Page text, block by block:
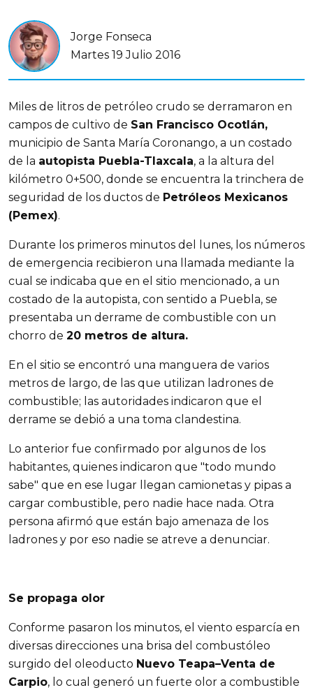
Jorge Fonseca
Martes 19 Julio 2016
Miles de litros de petróleo crudo se derramaron en
campos de cultivo de San Francisco Ocotlán,
municipio de Santa María Coronango, a un costado
de la autopista Puebla-Tlaxcala, a la altura del
kilómetro 0+500, donde se encuentra la trinchera de
seguridad de los ductos de Petróleos Mexicanos
(Pemex).
Durante los primeros minutos del lunes, los números
de emergencia recibieron una llamada mediante la
cual se indicaba que en el sitio mencionado, a un
costado de la autopista, con sentido a Puebla, se
presentaba un derrame de combustible con un
chorro de 20 metros de altura.
En el sitio se encontró una manguera de varios
metros de largo, de las que utilizan ladrones de
combustible; las autoridades indicaron que el
derrame se debió a una toma clandestina.
Lo anterior fue confirmado por algunos de los
habitantes, quienes indicaron que "todo mundo
sabe" que en ese lugar llegan camionetas y pipas a
cargar combustible, pero nadie hace nada. Otra
persona afirmó que están bajo amenaza de los
ladrones y por eso nadie se atreve a denunciar.
Se propaga olor
Conforme pasaron los minutos, el viento esparcía en
diversas direcciones una brisa del combustóleo
surgido del oleoducto Nuevo Teapa–Venta de
Carpio, lo cual generó un fuerte olor a combustible